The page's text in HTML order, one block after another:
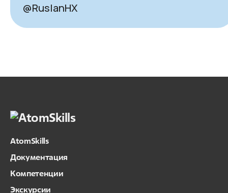
@RuslanHX
AtomSkills
Документация
Компетенции
Экскурсии